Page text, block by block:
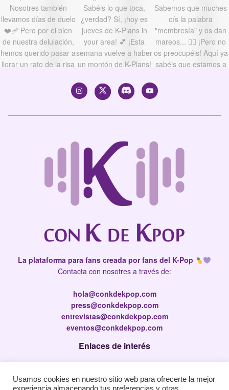
La plataforma para fans creada por fans del K-Pop
Contacta con nosotres a través de:
hola@conkdekpop.com
press@conkdekpop.com
entrevistas@conkdekpop.com
eventos@conkdekpop.com
Enlaces de interés
Política de privacidad
Usamos cookies en nuestro sitio web para ofrecerte la mejor